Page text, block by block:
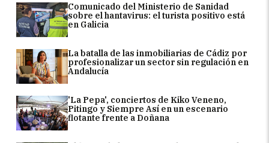
Comunicado del Ministerio de Sanidad
sobre el hantavirus: el turista positivo está
en Galicia
La batalla de las inmobiliarias de Cádiz por
profesionalizar un sector sin regulación en
Andalucía
'La Pepa', conciertos de Kiko Veneno,
Pitingo y Siempre Así en un escenario
flotante frente a Doñana